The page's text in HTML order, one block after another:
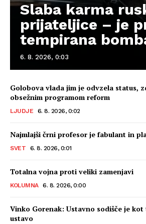
Slaba karma
prijateljice – je
tempirana
6. 8. 2026, 0:03
Golobova vlada jim je odvzela status,
obsežnim programom reform
LJUDJE 6. 8. 2026, 0:02
Najmlajši črni profesor je fabulant in
SVET 6. 8. 2026, 0:01
Totalna vojna proti veliki zamenjavi
KOLUMNA 6. 8. 2026, 0:00
Vinko Gorenak: Ustavno sodišče je
ustavo